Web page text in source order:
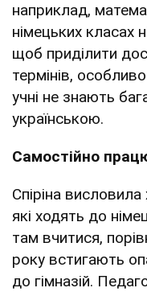
наприклад,
німецьких класах
щоб приділити
термінів,
учні не знають
українською.
Самостійно
Спіріна висловила
які ходять до
там вчитися,
року встигають
до гімназій.